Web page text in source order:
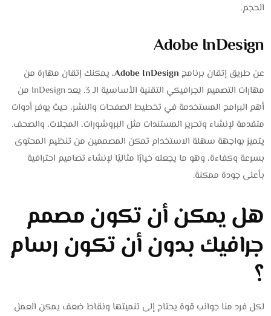
الحجم.
Adobe InDesign
عن طريق إتقان برنامج Adobe InDesign، يمكنك إتقان مهارة من
مهارات التصميم الجرافيكي التقنية الأساسية الـ 3. يعد InDesign من
أهم البرامج المستخدمة في تخطيط الصفحات والنشر، حيث يوفر أدوات
متقدمة لإنشاء وتحرير المستندات مثل البروشورات، المجلات، والصحف.
يتميز بواجهة سهلة الاستخدام تمكن المصممين من تنظيم المحتوى
بسرعة وكفاءة، وهو ما يجعله خيارًا مثاليًا لإنشاء تصاميم احترافية
بأعلى جودة ممكنة.
هل يمكن أن تكون مصمم
جرافيك بدون أن تكون رسام
؟
لكل فرد منا جوانب قوة يحتاج إلى تنميتها ونقاط ضعف يمكن العمل